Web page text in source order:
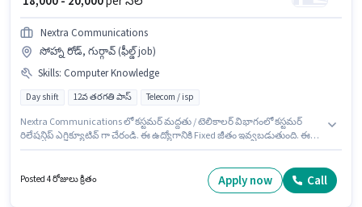
Nextra Communications
సోహ్నా రోడ్, గుర్గావ్ (ఫీల్డ్ job)
Skills: Computer Knowledge
Day shift 12వ తరగతి పాస్ Telecom / isp
Nextra Communications లో కస్టమర్ మద్దతు / టెలికాలర్ విభాగంలో కస్టమర్
రిలేషన్షిప్ ఎగ్జిక్యూటివ్ గా చేరండి. ఈ ఉద్యోగానికి Fixed జీతం ఇవ్వబడుతుంది. ఈ
కలిగి ఉండాలి. ఈ ఉద్యోగం ఫ్రెషర్ కోసం అనుకూలంగా ఉంటుంది. మీరు నెలకు ₹20000
Posted 4 రోజులు క్రితం Apply now Call